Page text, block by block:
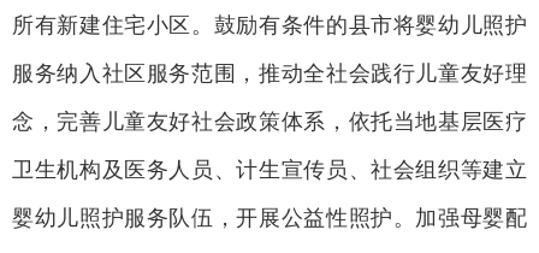
所有新建住宅小区。鼓励有条件的县市将婴幼儿照护
服务纳入社区服务范围，推动全社会践行儿童友好理
念，完善儿童友好社会政策体系，依托当地基层医疗
卫生机构及医务人员、计生宣传员、社会组织等建立
婴幼儿照护服务队伍，开展公益性照护。加强母婴配